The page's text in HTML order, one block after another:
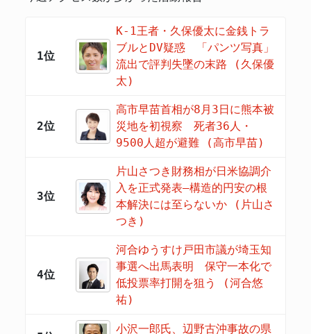
1位
K-1王者・久保優太に金銭トラ
ブルとDV疑惑 「パンツ写真」
流出で評判失墜の末路 (久保優
太)
2位
高市早苗首相が8月3日に熊本被
災地を初視察 死者36人・
9500人超が避難 (高市早苗)
3位
片山さつき財務相が日米協調介
入を正式発表―構造的円安の根
本解決には至らないか (片山さ
つき)
4位
河合ゆうすけ戸田市議が埼玉知
事選へ出馬表明 保守一本化で
低投票率打開を狙う (河合悠
祐)
小沢一郎氏、辺野古沖事故の県